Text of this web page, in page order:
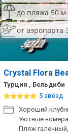
до пляжа 50 м
от аэропорта
Crystal Flora
Турция , Бельдиби
5 звёзд
Хороший
Уютные
Пляж